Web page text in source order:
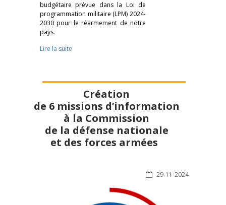
budgétaire prévue dans la Loi de
programmation militaire (LPM) 2024-
2030 pour le réarmement de notre
pays.
Lire la suite
Création
de 6 missions d’information
à la Commission
de la défense nationale
et des forces armées
29-11-2024